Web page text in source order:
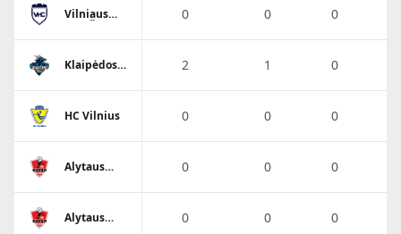
Vilniaus
0 0 0
Klaipėdos
2 1 0
HC Vilnius 0 0 0
Alytaus
Stronglasas
0 0 0
Alytaus
0 0 0